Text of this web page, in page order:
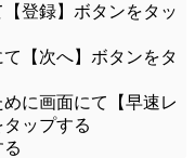
【登録】ボタンをタッ
【次へ】ボタンをタ
に画面にて【早速レ
ップする